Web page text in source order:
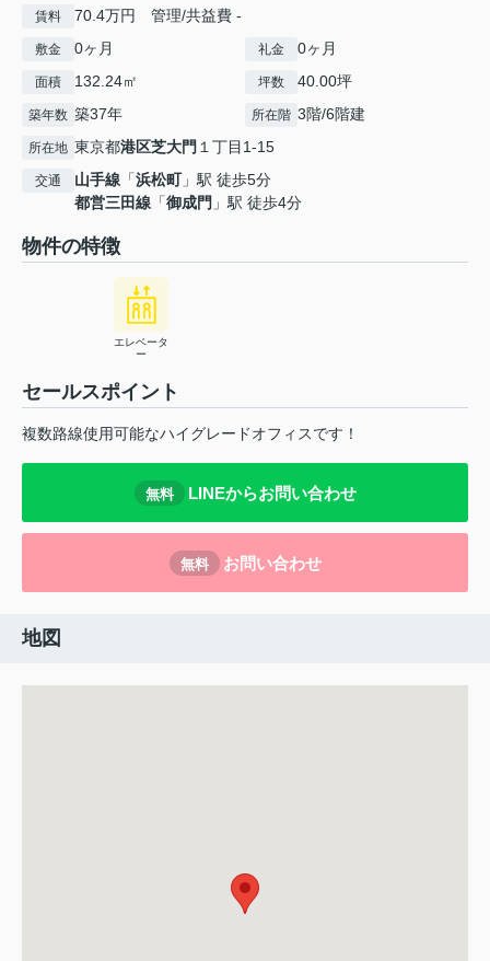
賃料 70.4万円 管理/共益費 -
敷金 0ヶ月 礼金 0ヶ月
面積 132.24㎡ 坪数 40.00坪
築年数 築37年 所在階 3階/6階建
所在地 東京都港区芝大門 １丁目1-15
交通 山手線 「浜松町」駅 徒歩5分
都営三田線 「御成門 」駅 徒歩4分
物件の特徴
エレベータ
ー
セールスポイント
複数路線使用可能なハイグレードオフィスです！
無料 LINEからお問い合わせ
無料 お問い合わせ
地図